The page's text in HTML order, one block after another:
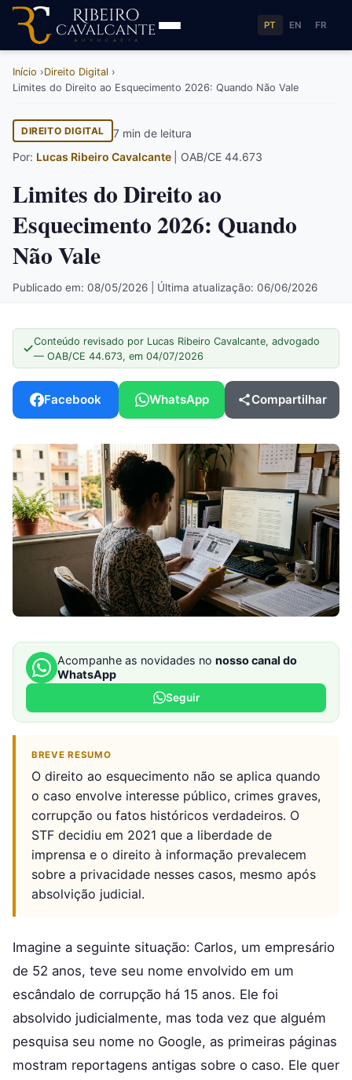
PT EN FR
Início
Direito Digital
Limites do Direito ao Esquecimento 2026: Quando Não Vale
DIREITO DIGITAL
7 min de leitura
Por: Lucas Ribeiro Cavalcante | OAB/CE 44.673
Limites do Direito ao
Esquecimento 2026: Quando
Não Vale
Publicado em: 08/05/2026 | Última atualização: 06/06/2026
Conteúdo revisado por Lucas Ribeiro Cavalcante, advogado
— OAB/CE 44.673, em 04/07/2026
Facebook WhatsApp Compartilhar
Acompanhe as novidades no nosso canal do
WhatsApp
Seguir
BREVE RESUMO
O direito ao esquecimento não se aplica quando
o caso envolve interesse público, crimes graves,
corrupção ou fatos históricos verdadeiros. O
STF decidiu em 2021 que a liberdade de
imprensa e o direito à informação prevalecem
sobre a privacidade nesses casos, mesmo após
absolvição judicial.
Imagine a seguinte situação: Carlos, um empresário
de 52 anos, teve seu nome envolvido em um
escândalo de corrupção há 15 anos. Ele foi
absolvido judicialmente, mas toda vez que alguém
pesquisa seu nome no Google, as primeiras páginas
mostram reportagens antigas sobre o caso. Ele quer